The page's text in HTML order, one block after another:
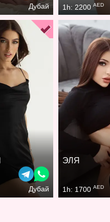
Дубай 1h: 2200AED
Дубай
ЭЛЯ
1h: 1700AED